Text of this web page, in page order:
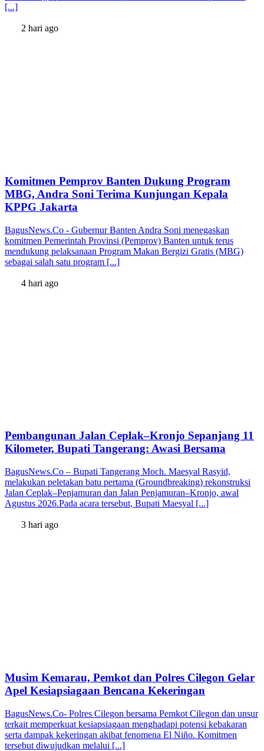
[...]
2 hari ago
Komitmen Pemprov Banten Dukung Program
MBG, Andra Soni Terima Kunjungan Kepala
KPPG Jakarta
BagusNews.Co - Gubernur Banten Andra Soni menegaskan
komitmen Pemerintah Provinsi (Pemprov) Banten untuk terus
mendukung pelaksanaan Program Makan Bergizi Gratis (MBG)
sebagai salah satu program [...]
4 hari ago
Pembangunan Jalan Ceplak–Kronjo Sepanjang 11
Kilometer, Bupati Tangerang: Awasi Bersama
BagusNews.Co – Bupati Tangerang Moch. Maesyal Rasyid,
melakukan peletakan batu pertama (Groundbreaking) rekonstruksi
Jalan Ceplak–Penjamuran dan Jalan Penjamuran–Kronjo, awal
Agustus 2026.Pada acara tersebut, Bupati Maesyal [...]
3 hari ago
Musim Kemarau, Pemkot dan Polres Cilegon Gelar
Apel Kesiapsiagaan Bencana Kekeringan
BagusNews.Co- Polres Cilegon bersama Pemkot Cilegon dan unsur
terkait memperkuat kesiapsiagaan menghadapi potensi kebakaran
serta dampak kekeringan akibat fenomena El Niño. Komitmen
tersebut diwujudkan melalui [...]